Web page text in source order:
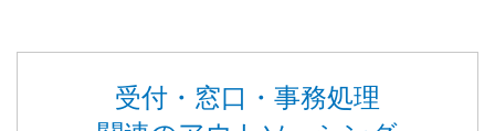
受付・窓口・事務処理